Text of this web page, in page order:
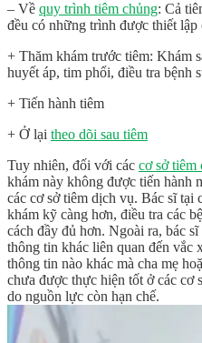
– Về quy trình tiêm chủng: Cả
đều có những trình được thiết
+ Thăm khám trước tiêm: Khám
huyết áp, tim phổi, điều tra
+ Tiến hành tiêm
+ Ở lại theo dõi sau tiêm
Tuy nhiên, đối với các cơ sở tiêm
khám này không được tiến hành
các cơ sở tiêm dịch vụ. Bác sĩ tại
khám kỹ càng hơn, điều tra các
cách đầy đủ hơn. Ngoài ra, bác
thông tin khác liên quan đến vắc
thông tin nào khác mà cha mẹ
chưa được thực hiện tốt ở các cơ
do nguồn lực còn hạn chế.